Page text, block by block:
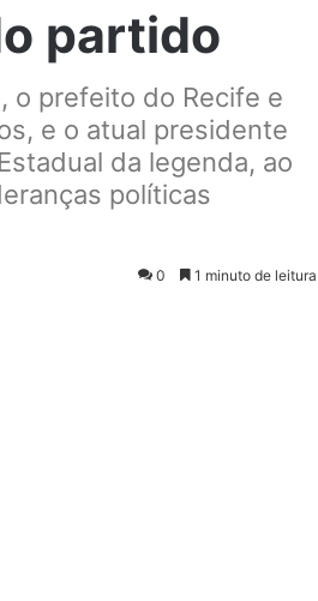
partido
o prefeito do Recife e
e o atual presidente
da legenda, ao
políticas
0 1 minuto de leitura